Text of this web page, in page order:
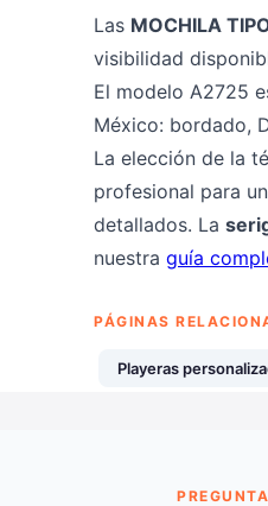
Las MOCHILA
visibilidad
El modelo A2725
México: bordado,
La elección de la
profesional para
detallados. La
nuestra guía
PÁGINAS
Playeras